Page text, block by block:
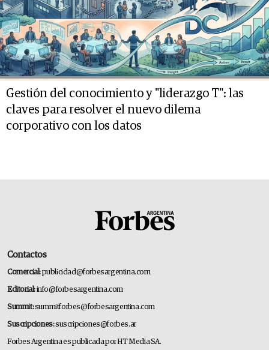
Gestión del conocimiento y "liderazgo T": las
claves para resolver el nuevo dilema
corporativo con los datos
Contactos
Comercial:publicidad@forbesargentina.com
Editorial:info@forbesargentina.com
Summit:summitforbes@forbesargentina.com
Suscripciones:suscripciones@forbes.ar
Forbes Argentina es publicada por HT Media SA.